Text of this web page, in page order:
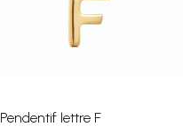
Pendentif lettre F